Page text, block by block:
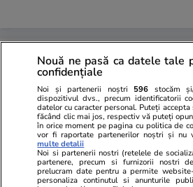
PARTENERI
Nouă ne pasă ca datele tale
confidențiale
Noi și partenerii noștri 596 stocăm
dispozitivul dvs., precum identificatorii
datelor cu caracter personal. Puteți
făcând clic mai jos, respectiv vă puteți
în orice moment pe pagina cu politica de
vor fi raportate partenerilor noștri și nu
multe detalii
Noi si partenerii nostri (retelele de
partenere, precum si furnizorii nostri
prelucram date pentru a permite
personaliza continutul si anunturile